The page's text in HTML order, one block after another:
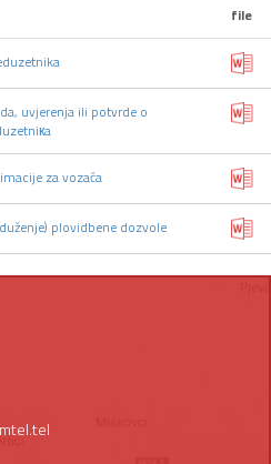
file
uvjerenja ili potvrde o
za vozača
plovidbene dozvole